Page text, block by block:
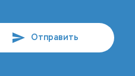
Отправить